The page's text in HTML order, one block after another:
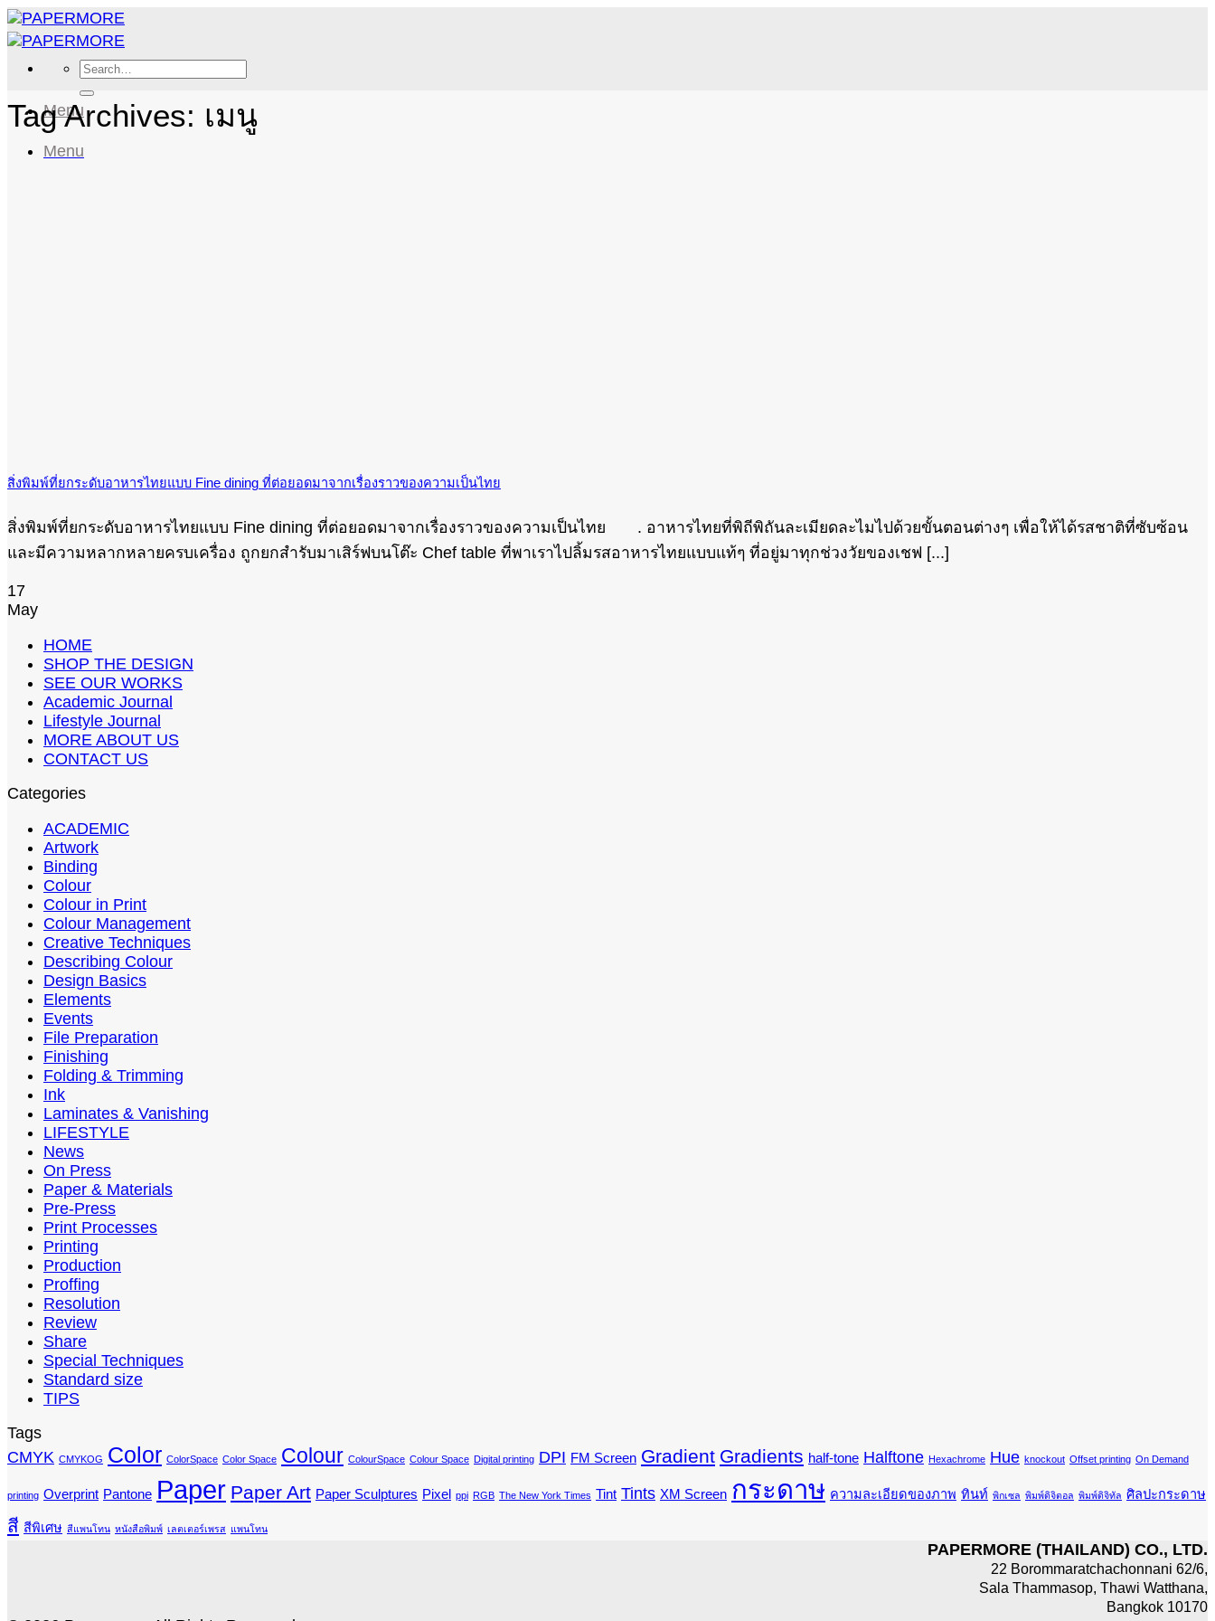
Skip
to
content
Search
Menu
Menu
Tag Archives: เมนู
สิ่งพิมพ์ที่ยกระดับอาหารไทยแบบ Fine dining ที่ต่อยอดมาจากเรื่องราวของความเป็นไทย
สิ่งพิมพ์ที่ยกระดับอาหารไทยแบบ Fine dining ที่ต่อยอดมาจากเรื่องราวของความเป็นไทย . อาหารไทยที่พิถีพิถันละเมียดละไมไปด้วยขั้นตอนต่างๆ เพื่อให้ได้รสชาติที่ซับซ้อน
และมีความหลากหลายครบเครื่อง ถูกยกสำรับมาเสิร์ฟบนโต๊ะ Chef table ที่พาเราไปลิ้มรสอาหารไทยแบบแท้ๆ ที่อยู่มาทุกช่วงวัยของเชฟ [...]
17
May
HOME
SHOP THE DESIGN
SEE OUR WORKS
Academic Journal
Lifestyle Journal
MORE ABOUT US
CONTACT US
Categories
ACADEMIC
Artwork
Binding
Colour
Colour in Print
Colour Management
Creative Techniques
Describing Colour
Design Basics
Elements
Events
File Preparation
Finishing
Folding & Trimming
Ink
Laminates & Vanishing
LIFESTYLE
News
On Press
Paper & Materials
Pre-Press
Print Processes
Printing
Production
Proffing
Resolution
Review
Share
Special Techniques
Standard size
TIPS
Tags
CMYK CMYKOG Color ColorSpace Color Space Colour ColourSpace Colour Space Digital printing DPI FM Screen Gradient Gradients half-tone Halftone Hexachrome Hue knockout Offset printing On Demand
printing Overprint Pantone Paper Paper Art Paper Sculptures Pixel ppi RGB The New York Times Tint Tints XM Screen กระดาษ ความละเอียดของภาพ ทินท์ พิกเซล พิมพ์ดิจิตอล พิมพ์ดิจิทัล ศิลปะกระดาษ
สี สีพิเศษ สีแพนโทน หนังสือพิมพ์ เลตเตอร์เพรส แพนโทน
PAPERMORE (THAILAND) CO., LTD.
22 Borommaratchachonnani 62/6,
Sala Thammasop, Thawi Watthana,
Bangkok 10170